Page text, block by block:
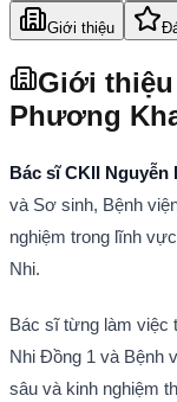
Giới thiệu
Giới thiệu
Phương
Bác sĩ CKII Nguyễn
và Sơ sinh, Bệnh
nghiệm trong lĩnh
Nhi.
Bác sĩ từng làm việc
Nhi Đồng 1 và Bệnh
sâu và kinh nghiệm